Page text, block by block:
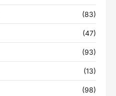
(83)
(47)
(93)
(13)
(98)